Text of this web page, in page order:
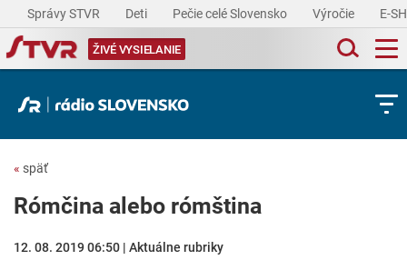
Správy STVR Deti Pečie celé Slovensko Výročie E-
ŽIVÉ VYSIELANIE
« späť
Rómčina alebo rómština
12. 08. 2019 06:50 | Aktuálne rubriky